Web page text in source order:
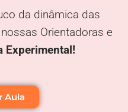
da dinâmica das
Orientadoras e
Experimental!
Aula